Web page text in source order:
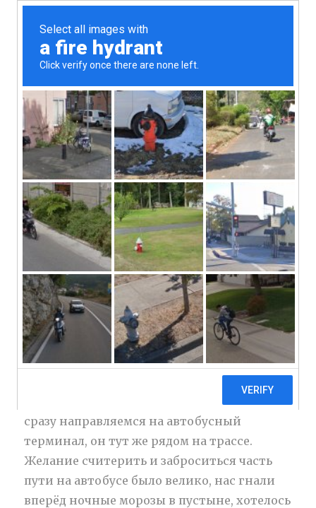
2bikers: travel diary
Купайя, назри и
траурные дни
дальнобойщиков на утреннее солнце, мы
сразу направляемся на автобусный
терминал, он тут же рядом на трассе.
Желание считерить и заброситься часть
пути на автобусе было велико, нас гнали
вперёд ночные морозы в пустыне, хотелось